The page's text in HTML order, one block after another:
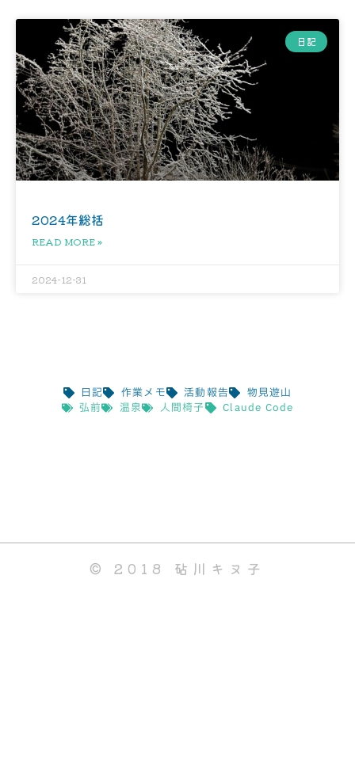
日記
2024年総括
READ MORE »
2024-12-31
日記 作業メモ 活動報告
物見遊山
弘前
温泉 人間椅子 Claude Code
© 2018 砧川キヌ子